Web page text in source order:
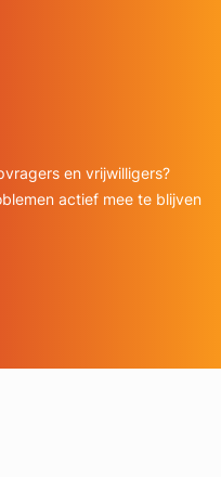
en vrijwilligers?
actief mee te blijven